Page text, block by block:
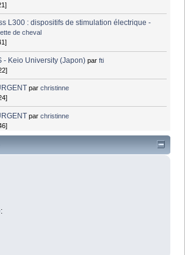
L300 : dispositifs de stimulation électrique -
de cheval
- Keio University (Japon) parfti
parchristinne
parchristinne
: